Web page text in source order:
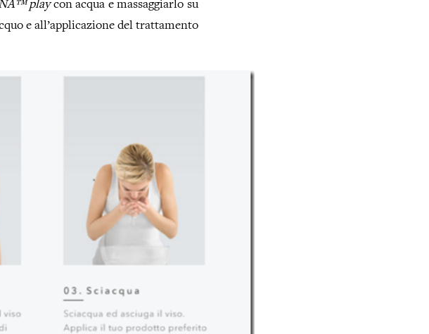
playcon acqua e massaggiarlo su
e all’applicazione del trattamento